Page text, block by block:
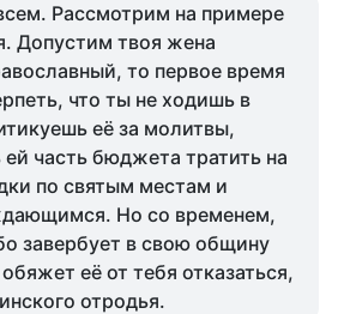
Рассмотрим на примере
Допустим твоя жена
то первое время
что ты не ходишь в
её за молитвы,
часть бюджета тратить на
по святым местам и
Но со временем,
завербует в свою общину
её от тебя отказаться,
отродья.